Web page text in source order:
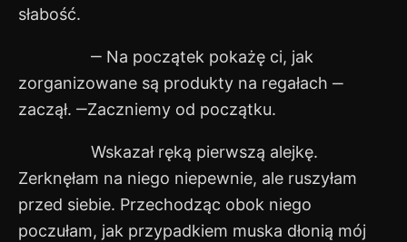
słabość.
‒ Na początek pokażę ci, jak
zorganizowane są produkty na regałach ‒
zaczął. ‒Zaczniemy od początku.
Wskazał ręką pierwszą alejkę.
Zerknęłam na niego niepewnie, ale ruszyłam
przed siebie. Przechodząc obok niego
poczułam, jak przypadkiem muska dłonią mój